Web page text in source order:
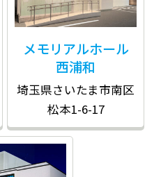
メモリアルホール
西浦和
埼玉県さいたま市南区
松本1-6-17